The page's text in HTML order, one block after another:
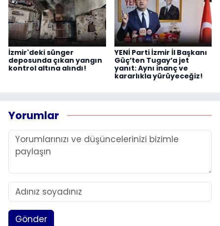
İzmir'deki sünger
deposunda çıkan yangın
kontrol altına alındı!
YENİ Parti İzmir İl Başkanı
Güç’ten Tugay’a jet
yanıt: Aynı inanç ve
kararlıkla yürüyeceğiz!
Yorumlar
Gönder